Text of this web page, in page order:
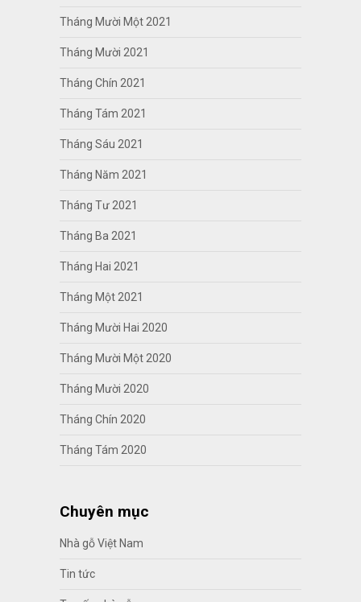
Tháng Mười Một 2021
Tháng Mười 2021
Tháng Chín 2021
Tháng Tám 2021
Tháng Sáu 2021
Tháng Năm 2021
Tháng Tư 2021
Tháng Ba 2021
Tháng Hai 2021
Tháng Một 2021
Tháng Mười Hai 2020
Tháng Mười Một 2020
Tháng Mười 2020
Tháng Chín 2020
Tháng Tám 2020
Chuyên mục
Nhà gỗ Việt Nam
Tin tức